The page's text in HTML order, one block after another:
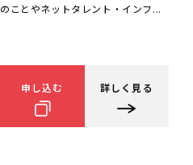
のことやネットタレント・インフ...
申し込む 詳しく見る